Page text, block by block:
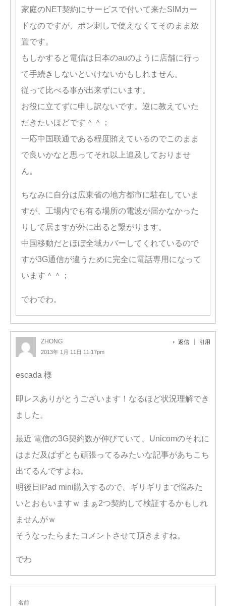
家庭のNET契約にサービスで付いて来たSIMカー
ドなのですが、ポン刺しで使えなくてそのまま放
置です。
もしかすると電信は日本のauのように店舗に行っ
て手続きしないといけないかもしれません。
従って比べる事が出来ずにいます。
お役に立てずに申し訳ないです。逆に教えていた
だきたいほどです＾＾；
一応中国联通である程度賄えているのでこのまま
で良いかなと思ってそれ以上追及しておりませ
ん。
ちなみに自分は広東省の地方都市に駐在していま
すが、工場内でも有る場所の電波が届かなかった
りして居ますが外に出ると繋がります。
中国移動だとほぼ全域カバーしてくれているので
すが3G通信が違うために完全に電話専用になって
います＾＾；
でわでわ。
ZHONG
2013年 1月 11日 11:17pm
返信 引用
escada 様
即レスありがとうございます！なるほど状況理解でき
ました。
最近 電信の3G契約数が伸びていて、Unicomのそれに
はまだ及ばずとも頑張ってるみたいな記事があちこち
出てるんですよね。
明後日iPad mini購入するので、ギリギリまで悩みた
いとおもいますｗ まぁ2つ契約して検証するかもしれ
ませんがｗ
そうなったらまたコメントさせて頂きますね。
でわ
名前